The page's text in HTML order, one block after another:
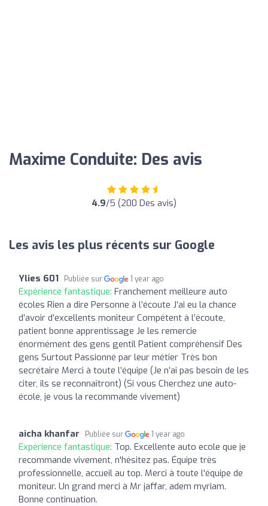
Maxime Conduite: Des avis
4.9/5 (200 Des avis)
Les avis les plus récents sur Google
Ylies 601 Publiée sur 1 year ago
Expérience fantastique: Franchement meilleure auto
écoles Rien a dire Personne à l’écoute J’ai eu la chance
d’avoir d’excellents moniteur Compétent à l’écoute,
patient bonne apprentissage Je les remercie
énormément des gens gentil Patient compréhensif Des
gens Surtout Passionné par leur métier Très bon
secrétaire Merci à toute l’équipe (Je n’ai pas besoin de les
citer, ils se reconnaîtront) (Si vous Cherchez une auto-
école, je vous la recommande vivement)
aicha khanfar Publiée sur 1 year ago
Expérience fantastique: Top. Excellente auto ecole que je
recommande vivement, n'hésitez pas. Équipe très
professionnelle, accueil au top. Merci à toute l'équipe de
moniteur. Un grand merci à Mr jaffar, adem myriam.
Bonne continuation.